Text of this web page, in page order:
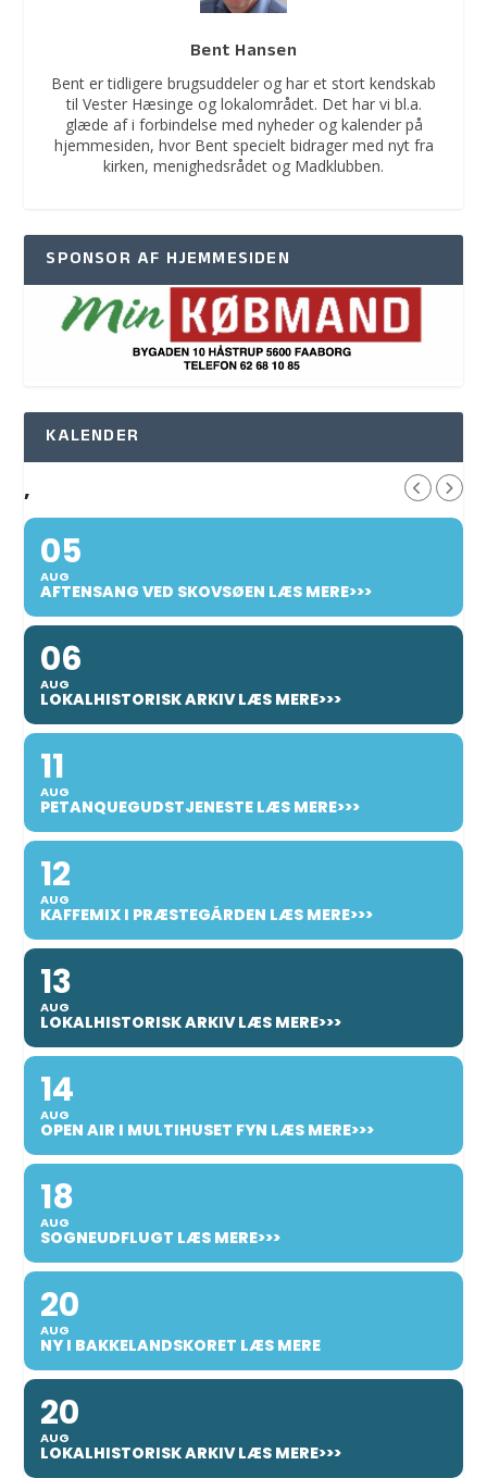
Bent Hansen
Bent er tidligere brugsuddeler og har et stort kendskab
til Vester Hæsinge og lokalområdet. Det har vi bl.a.
glæde af i forbindelse med nyheder og kalender på
hjemmesiden, hvor Bent specielt bidrager med nyt fra
kirken, menighedsrådet og Madklubben.
SPONSOR AF HJEMMESIDEN
KALENDER
,
05
AUG
AFTENSANG VED SKOVSØEN LÆS MERE>>>
06
AUG
LOKALHISTORISK ARKIV LÆS MERE>>>
11
AUG
PETANQUEGUDSTJENESTE LÆS MERE>>>
12
AUG
KAFFEMIX I PRÆSTEGÅRDEN LÆS MERE>>>
13
AUG
LOKALHISTORISK ARKIV LÆS MERE>>>
14
AUG
OPEN AIR I MULTIHUSET FYN LÆS MERE>>>
18
AUG
SOGNEUDFLUGT LÆS MERE>>>
20
AUG
NY I BAKKELANDSKORET LÆS MERE
20
AUG
LOKALHISTORISK ARKIV LÆS MERE>>>